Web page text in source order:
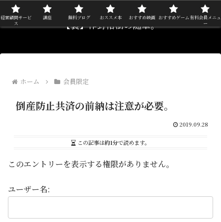
【裏】作野裕樹の随筆。
ホーム 会員限定
倒産防止共済の前納は注意が必要。
2019.09.28
この記事は約1分で読めます。
このエントリーを表示する権限がありません。
ユーザー名:
経営顧問サービ
ス
講座 無料ブログ おススメ本 おすすめ映画 おすすめゲーム有料会員メニュ
ー